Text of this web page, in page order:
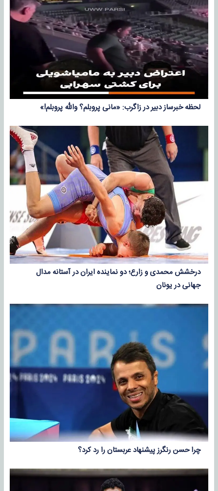
لحظه خبرساز دبیر در زاگرب: «مانی پروبلم؟ والله پروبلم!»
درخشش محمدی و زارع؛ دو نماینده ایران در آستانه مدال
جهانی در یونان
چرا حسن رنگرز پیشنهاد عربستان را رد کرد؟